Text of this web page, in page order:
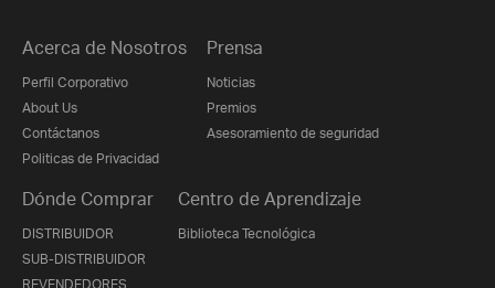
Acerca de Nosotros
Perfil Corporativo
About Us
Contáctanos
Politicas de Privacidad
Prensa
Noticias
Premios
Asesoramiento de seguridad
Dónde Comprar
DISTRIBUIDOR
SUB-DISTRIBUIDOR
REVENDEDORES
Centro de Aprendizaje
Biblioteca Tecnológica